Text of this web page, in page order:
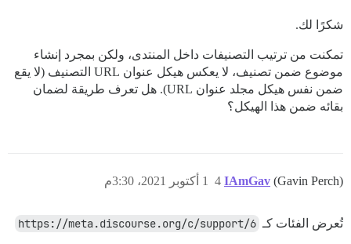
شكرًا لك.
تمكنت من ترتيب التصنيفات داخل المنتدى، ولكن بمجرد إنشاء
موضوع ضمن تصنيف، لا يعكس هيكل عنوان URL التصنيف (لا يقع
ضمن نفس هيكل مجلد عنوان URL). هل تعرف طريقة لضمان
بقائه ضمن هذا الهيكل؟
IAmGav (Gavin Perch) 1 أكتوبر 2021، 3:30م 4
تُعرض الفئات كـ https://meta.discourse.org/c/support/6